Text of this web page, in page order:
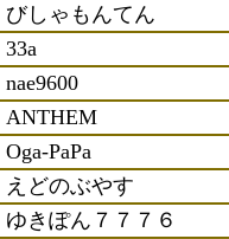
びしゃもんてん
33a
nae9600
ANTHEM
Oga-PaPa
えどのぶやす
ゆきぽん７７７６